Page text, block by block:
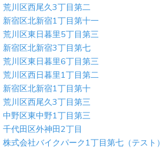
荒川区西尾久3丁目第二
新宿区北新宿1丁目第十一
荒川区東日暮里5丁目第三
新宿区北新宿3丁目第七
荒川区東日暮里6丁目第三
荒川区西日暮里1丁目第二
新宿区北新宿1丁目第十
荒川区西尾久3丁目第三
中野区東中野1丁目第三
千代田区外神田2丁目
株式会社バイクパーク1丁目第七（テスト）